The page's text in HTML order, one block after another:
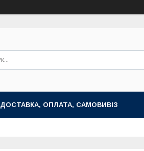
ДОСТАВКА, ОПЛАТА, САМОВИВІЗ